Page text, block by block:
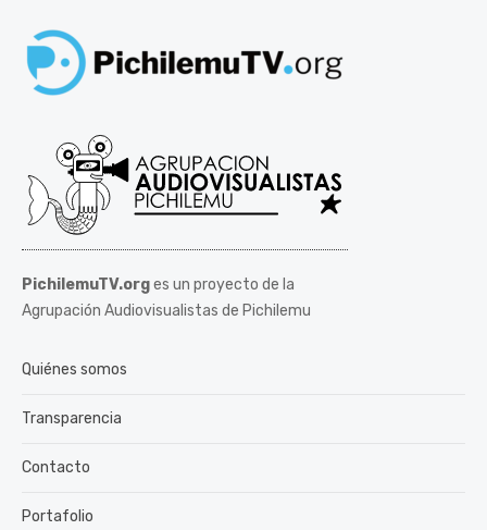
PichilemuTV.orges un proyecto de la
Agrupación Audiovisualistas de Pichilemu
Quiénes somos
Transparencia
Contacto
Portafolio